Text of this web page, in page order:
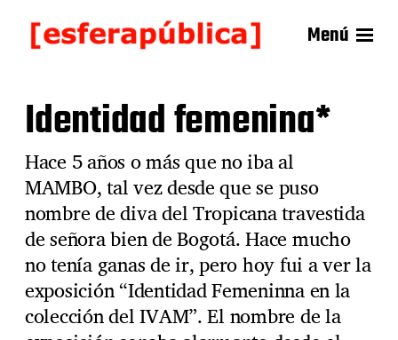
Menú
Identidad femenina*
Hace 5 años o más que no iba al
MAMBO, tal vez desde que se puso
nombre de diva del Tropicana travestida
de señora bien de Bogotá. Hace mucho
no tenía ganas de ir, pero hoy fui a ver la
exposición “Identidad Femeninna en la
colección del IVAM”. El nombre de la